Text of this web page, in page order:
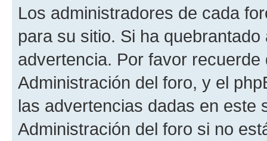
Los administradores de cada
para su sitio. Si ha
advertencia. Por favor
Administración del foro, y el
las advertencias dadas en este
Administración del foro si no